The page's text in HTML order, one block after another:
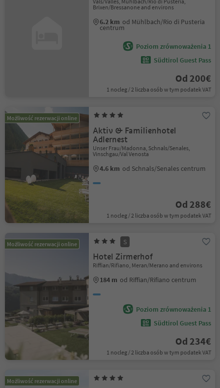
Brixen/Bressanone and environs
6.2 km od Mühlbach/Rio di Pusteria
centrum
Poziom zrównoważenia 1
Südtirol Guest Pass
Od 200€
1 nocleg / 2 liczba osób w tym podatek VAT
Możliwość rezerwacji online
Aktiv & Familienhotel
Adlernest
Unser Frau/Madonna, Schnals/Senales,
Vinschgau/Val Venosta
4.6 km od Schnals/Senales centrum
Od 288€
1 nocleg / 2 liczba osób w tym podatek VAT
Możliwość rezerwacji online S
Hotel Zirmerhof
Riffian/Rifiano, Meran/Merano and environs
184 m od Riffian/Rifiano centrum
Poziom zrównoważenia 1
Südtirol Guest Pass
Od 234€
1 nocleg / 2 liczba osób w tym podatek VAT
Możliwość rezerwacji online